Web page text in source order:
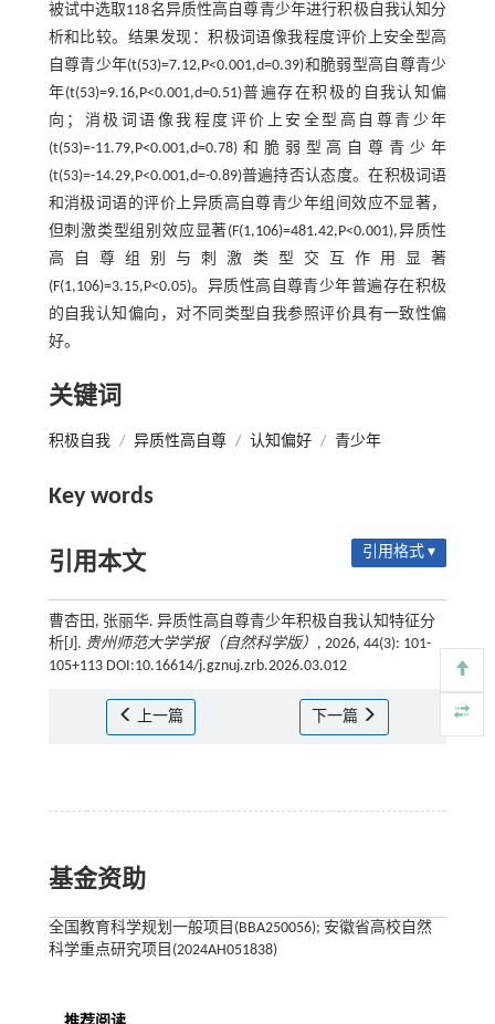
被试中选取118名异质性高自尊青少年进行积极自我认知分
析和比较。结果发现：积极词语像我程度评价上安全型高
自尊青少年(t(53)=7.12,P<0.001,d=0.39)和脆弱型高自尊青少
年(t(53)=9.16,P<0.001,d=0.51)普遍存在积极的自我认知偏
向；消极词语像我程度评价上安全型高自尊青少年
(t(53)=-11.79,P<0.001,d=0.78)和脆弱型高自尊青少年
(t(53)=-14.29,P<0.001,d=-0.89)普遍持否认态度。在积极词语
和消极词语的评价上异质高自尊青少年组间效应不显著，
但刺激类型组别效应显著(F(1,106)=481.42,P<0.001),异质性
高自尊组别与刺激类型交互作用显著
(F(1,106)=3.15,P<0.05)。异质性高自尊青少年普遍存在积极
的自我认知偏向，对不同类型自我参照评价具有一致性偏
好。
关键词
积极自我 / 异质性高自尊 / 认知偏好 / 青少年
Key words
引用本文 引用格式 ▾
曹杏田, 张丽华. 异质性高自尊青少年积极自我认知特征分
析[J]. 贵州师范大学学报（自然科学版） , 2026, 44(3): 101-
105+113 DOI:10.16614/j.gznuj.zrb.2026.03.012
上一篇 下一篇
基金资助
全国教育科学规划一般项目(BBA250056); 安徽省高校自然
科学重点研究项目(2024AH051838)